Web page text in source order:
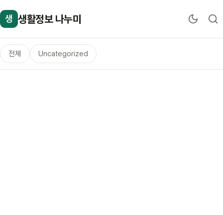
생 생활정보 나누미
전체 Uncategorized